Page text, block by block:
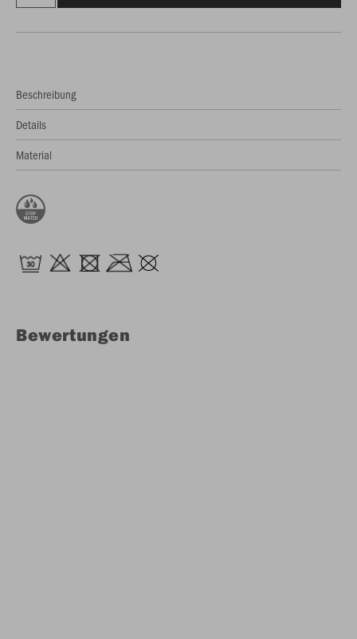
Beschreibung
Details
Material
Bewertungen